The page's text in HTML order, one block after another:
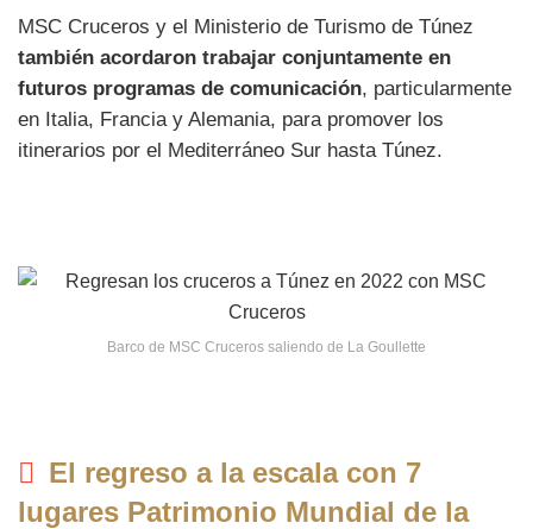
MSC Cruceros y el Ministerio de Turismo de Túnez
también acordaron trabajar conjuntamente en
futuros programas de comunicación, particularmente
en Italia, Francia y Alemania, para promover los
itinerarios por el Mediterráneo Sur hasta Túnez.
Barco de MSC Cruceros saliendo de La Goullette
El regreso a la escala con 7
lugares Patrimonio Mundial de la